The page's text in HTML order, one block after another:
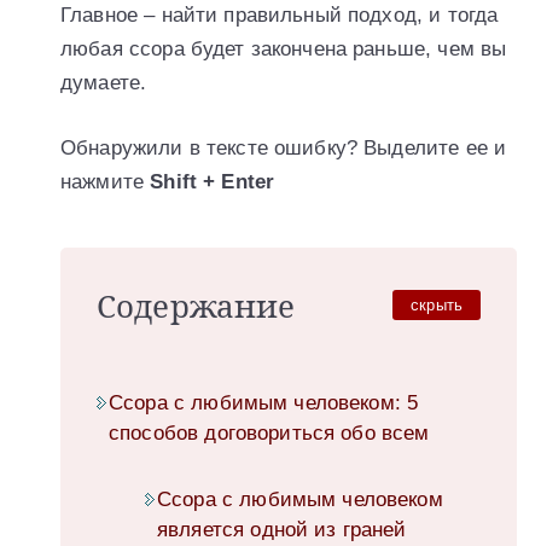
Главное – найти правильный подход, и тогда
любая ссора будет закончена раньше, чем вы
думаете.
Обнаружили в тексте ошибку? Выделите ее и
нажмитеShift + Enter
Содержание скрыть
Ссора с любимым человеком: 5
способов договориться обо всем
Ссора с любимым человеком
является одной из граней